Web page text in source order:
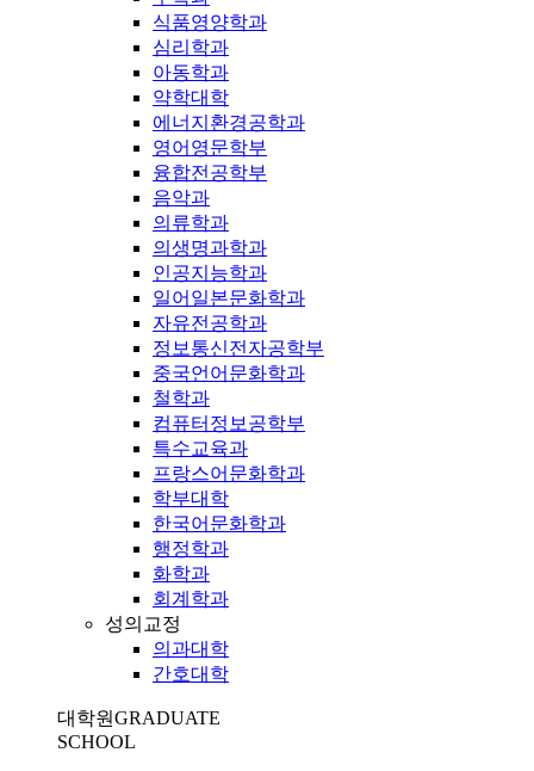
식품영양학과
심리학과
아동학과
약학대학
에너지환경공학과
영어영문학부
융합전공학부
음악과
의류학과
의생명과학과
인공지능학과
일어일본문화학과
자유전공학과
정보통신전자공학부
중국언어문화학과
철학과
컴퓨터정보공학부
특수교육과
프랑스어문화학과
학부대학
한국어문화학과
행정학과
화학과
회계학과
성의교정
의과대학
간호대학
대학원GRADUATE
SCHOOL